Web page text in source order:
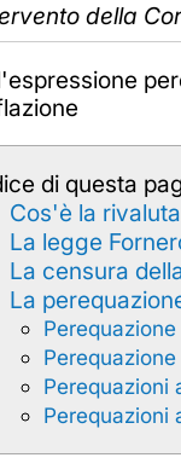
della
di questa
Cos'è la
La legge
La censura
La
Perequazioni
Perequazioni